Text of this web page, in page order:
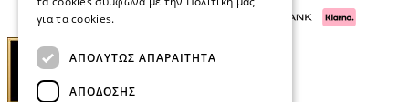
για τα cookies.
ΑΠΟΛΎΤΩΣ ΑΠΑΡΑΊΤΗΤΑ
ΑΠΌΔΟΣΗΣ